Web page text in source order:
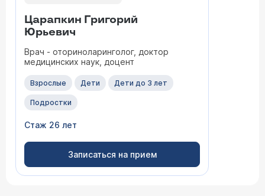
Царапкин Григорий
Юрьевич
Врач - оториноларинголог, доктор
медицинских наук, доцент
Взрослые Дети Дети до 3 лет
Подростки
Стаж 26 лет
Записаться на прием